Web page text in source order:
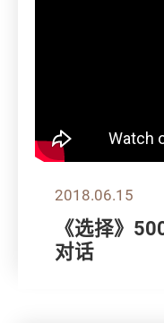
2018.06.15
《选择》
对话